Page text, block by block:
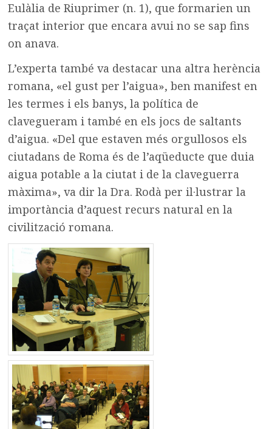
Eulàlia de Riuprimer (n. 1), que formarien un
traçat interior que encara avui no se sap fins
on anava.
L’experta també va destacar una altra herència
romana, «el gust per l’aigua», ben manifest en
les termes i els banys, la política de
clavegueram i també en els jocs de saltants
d’aigua. «Del que estaven més orgullosos els
ciutadans de Roma és de l’aqüeducte que duia
aigua potable a la ciutat i de la claveguerra
màxima», va dir la Dra. Rodà per il·lustrar la
importància d’aquest recurs natural en la
civilització romana.